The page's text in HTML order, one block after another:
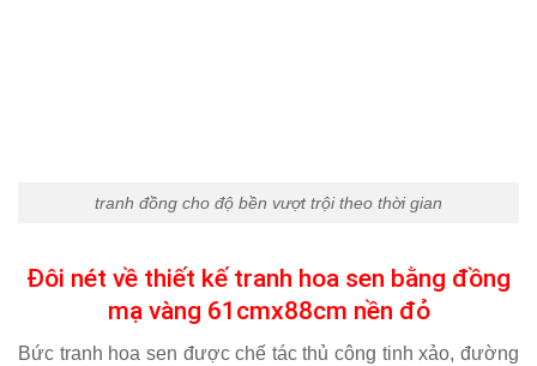
tranh đồng cho độ bền vượt trội theo thời gian
Đôi nét về thiết kế tranh hoa sen bằng đồng
mạ vàng 61cmx88cm nền đỏ
Bức tranh hoa sen được chế tác thủ công tinh xảo, đường